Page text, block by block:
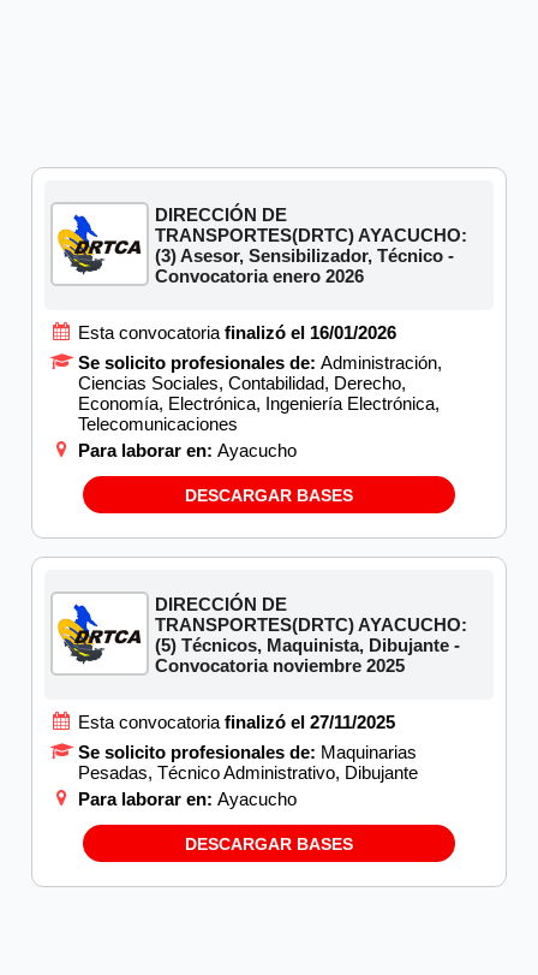
DIRECCIÓN DE
TRANSPORTES(DRTC) AYACUCHO:
(3) Asesor, Sensibilizador, Técnico -
Convocatoria enero 2026
Esta convocatoriafinalizó el 16/01/2026
Se solicito profesionales de: Administración,
Ciencias Sociales, Contabilidad, Derecho,
Economía, Electrónica, Ingeniería Electrónica,
Telecomunicaciones
Para laborar en: Ayacucho
DESCARGAR BASES
DIRECCIÓN DE
TRANSPORTES(DRTC) AYACUCHO:
(5) Técnicos, Maquinista, Dibujante -
Convocatoria noviembre 2025
Esta convocatoria finalizó el 27/11/2025
Se solicito profesionales de: Maquinarias
Pesadas, Técnico Administrativo, Dibujante
Para laborar en: Ayacucho
DESCARGAR BASES